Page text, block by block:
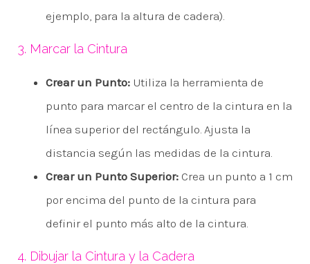
ejemplo, para la altura de cadera).
3. Marcar la Cintura
Crear un Punto:Utiliza la herramienta de
punto para marcar el centro de la cintura en la
línea superior del rectángulo. Ajusta la
distancia según las medidas de la cintura.
Crear un Punto Superior:Crea un punto a 1 cm
por encima del punto de la cintura para
definir el punto más alto de la cintura.
4. Dibujar la Cintura y la Cadera